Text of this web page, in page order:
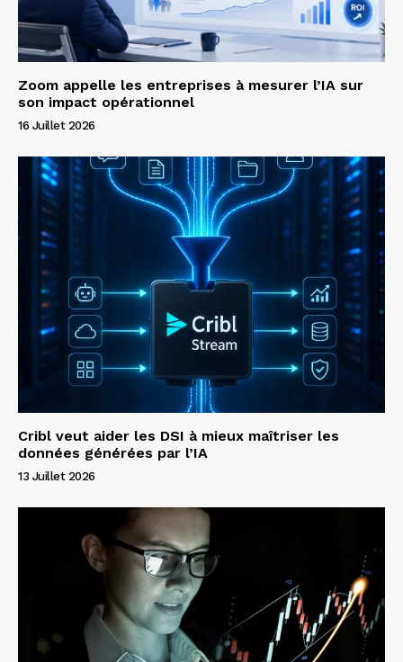
Zoom appelle les entreprises à mesurer l’IA sur
son impact opérationnel
16 Juillet 2026
Cribl veut aider les DSI à mieux maîtriser les
données générées par l’IA
13 Juillet 2026